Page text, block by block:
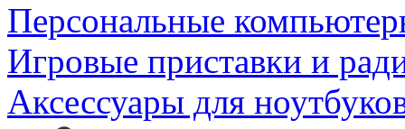
Персональные
Игровые приставки и
Аксессуары для